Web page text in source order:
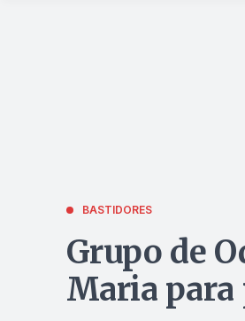
BASTIDORES
Grupo de
Maria